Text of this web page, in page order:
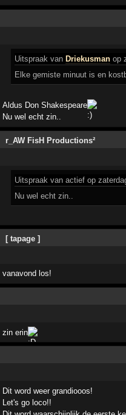
Uitspraak vanDriekusman op
Elke gemiste minuut is en
Aldus Don Shakespeare
Nu wel echt zin..
r_AW FisH Productions²
Uitspraak van actief op
Nu wel echt zin..
[ tapage ]
vanavond los!
zin erin
Dit word weer grandiooos!
Let's go loco!!